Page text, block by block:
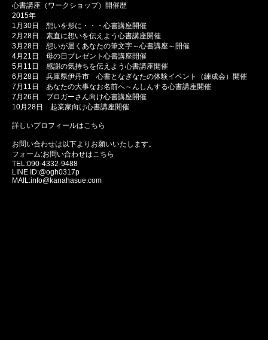
心書講座（ワークショップ）開催歴
2015年
1月30日 想いを形に・・・心書講座開催
2月28日 素直に想いを伝えよう心書講座開催
3月28日 想いが届くあなたの筆文字～心書講座～開催
4月21日 母の日プレゼント心書講座開催
5月11日 感謝の気持ちを伝えよう心書講座開催
6月28日 兵庫県伊丹市 心書となぎなたの体験イベント（練成会）開催
7月11日 あなたの大事なお名前へ～んしんする心書講座開催
7月26日 ブロガーさん向け心書講座開催
10月28日 起業家向け心書講座開催
詳しいプロフィールはこちら
お問い合わせは以下よりお願いいたします。
フォーム:お問い合わせはこちら
TEL:090-4332-9488
LINE ID:@ogh0317p
MAIL:info@kanahasue.com